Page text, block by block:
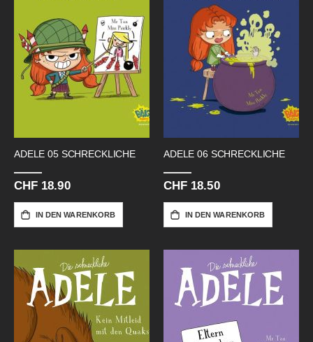
ADELE 05 SCHRECKLICHE
CHF 18.90
IN DEN WARENKORB
ADELE 06 SCHRECKLICHE
CHF 18.50
IN DEN WARENKORB